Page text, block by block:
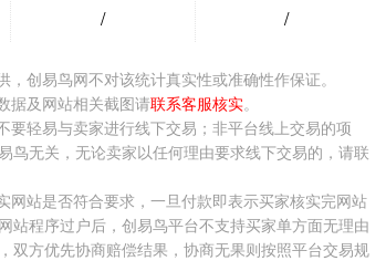
/ /
，创易鸟网不对该统计真实性或准确性作保证。
据及网站相关截图请联系客服核实。
要轻易与卖家进行线下交易；非平台线上交易的项
鸟无关，无论卖家以任何理由要求线下交易的，请联
网站是否符合要求，一旦付款即表示买家核实完网站
站程序过户后，创易鸟平台不支持买家单方面无理由
双方优先协商赔偿结果，协商无果则按照平台交易规
权重:BDR0
去看看 >
权重:BDR0
去看看 >